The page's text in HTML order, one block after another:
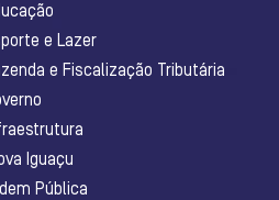
e Lazer
e Fiscalização Tributária
Iguaçu
Pública